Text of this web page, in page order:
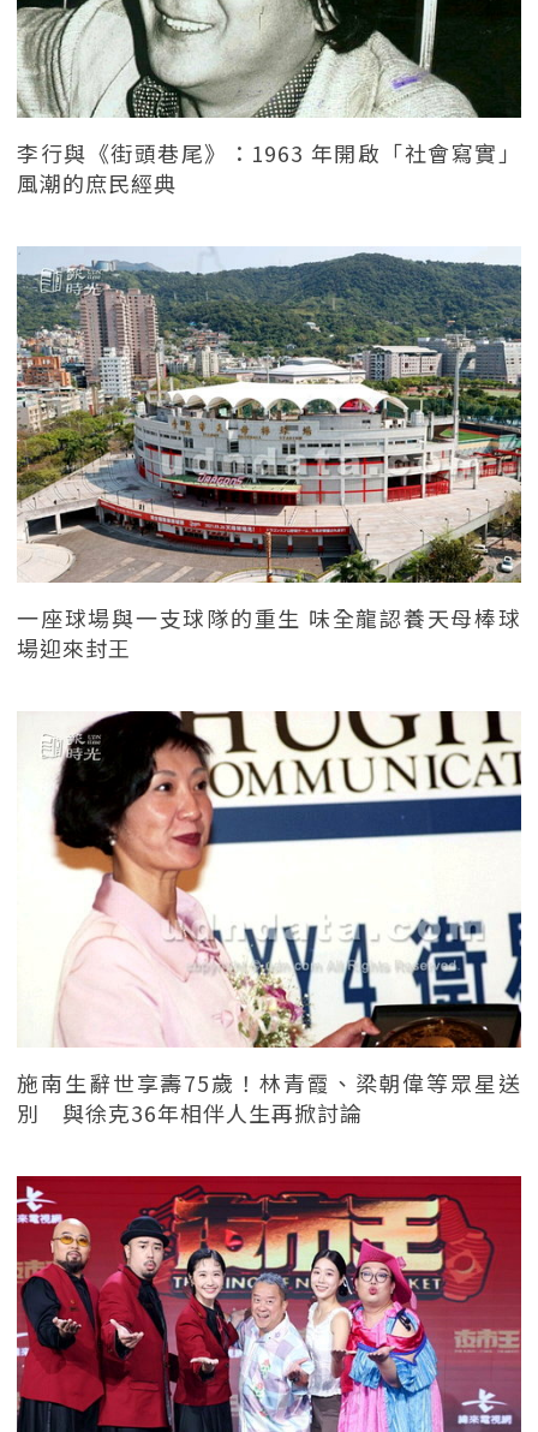
李行與《街頭巷尾》：1963 年開啟「社會寫實」
風潮的庶民經典
一座球場與一支球隊的重生 味全龍認養天母棒球
場迎來封王
施南生辭世享壽75歲！林青霞、梁朝偉等眾星送
別 與徐克36年相伴人生再掀討論